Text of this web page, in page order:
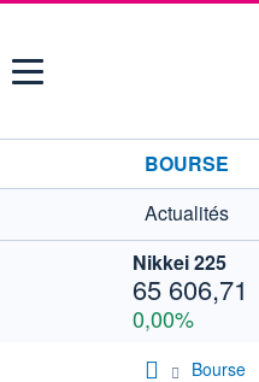
Menu
BOURSE
Actualités
Nikkei 225
65 606,71
0,00%
Bourse